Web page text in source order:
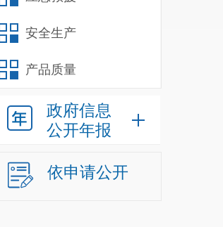
安全生产
产品质量
政府信息
公开年报
依申请公开